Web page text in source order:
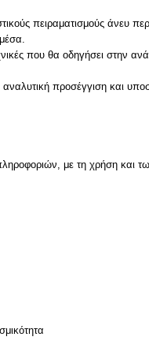
πειραματισμούς άνευ
που θα οδηγήσει στην
προσέγγιση και
με τη χρήση και